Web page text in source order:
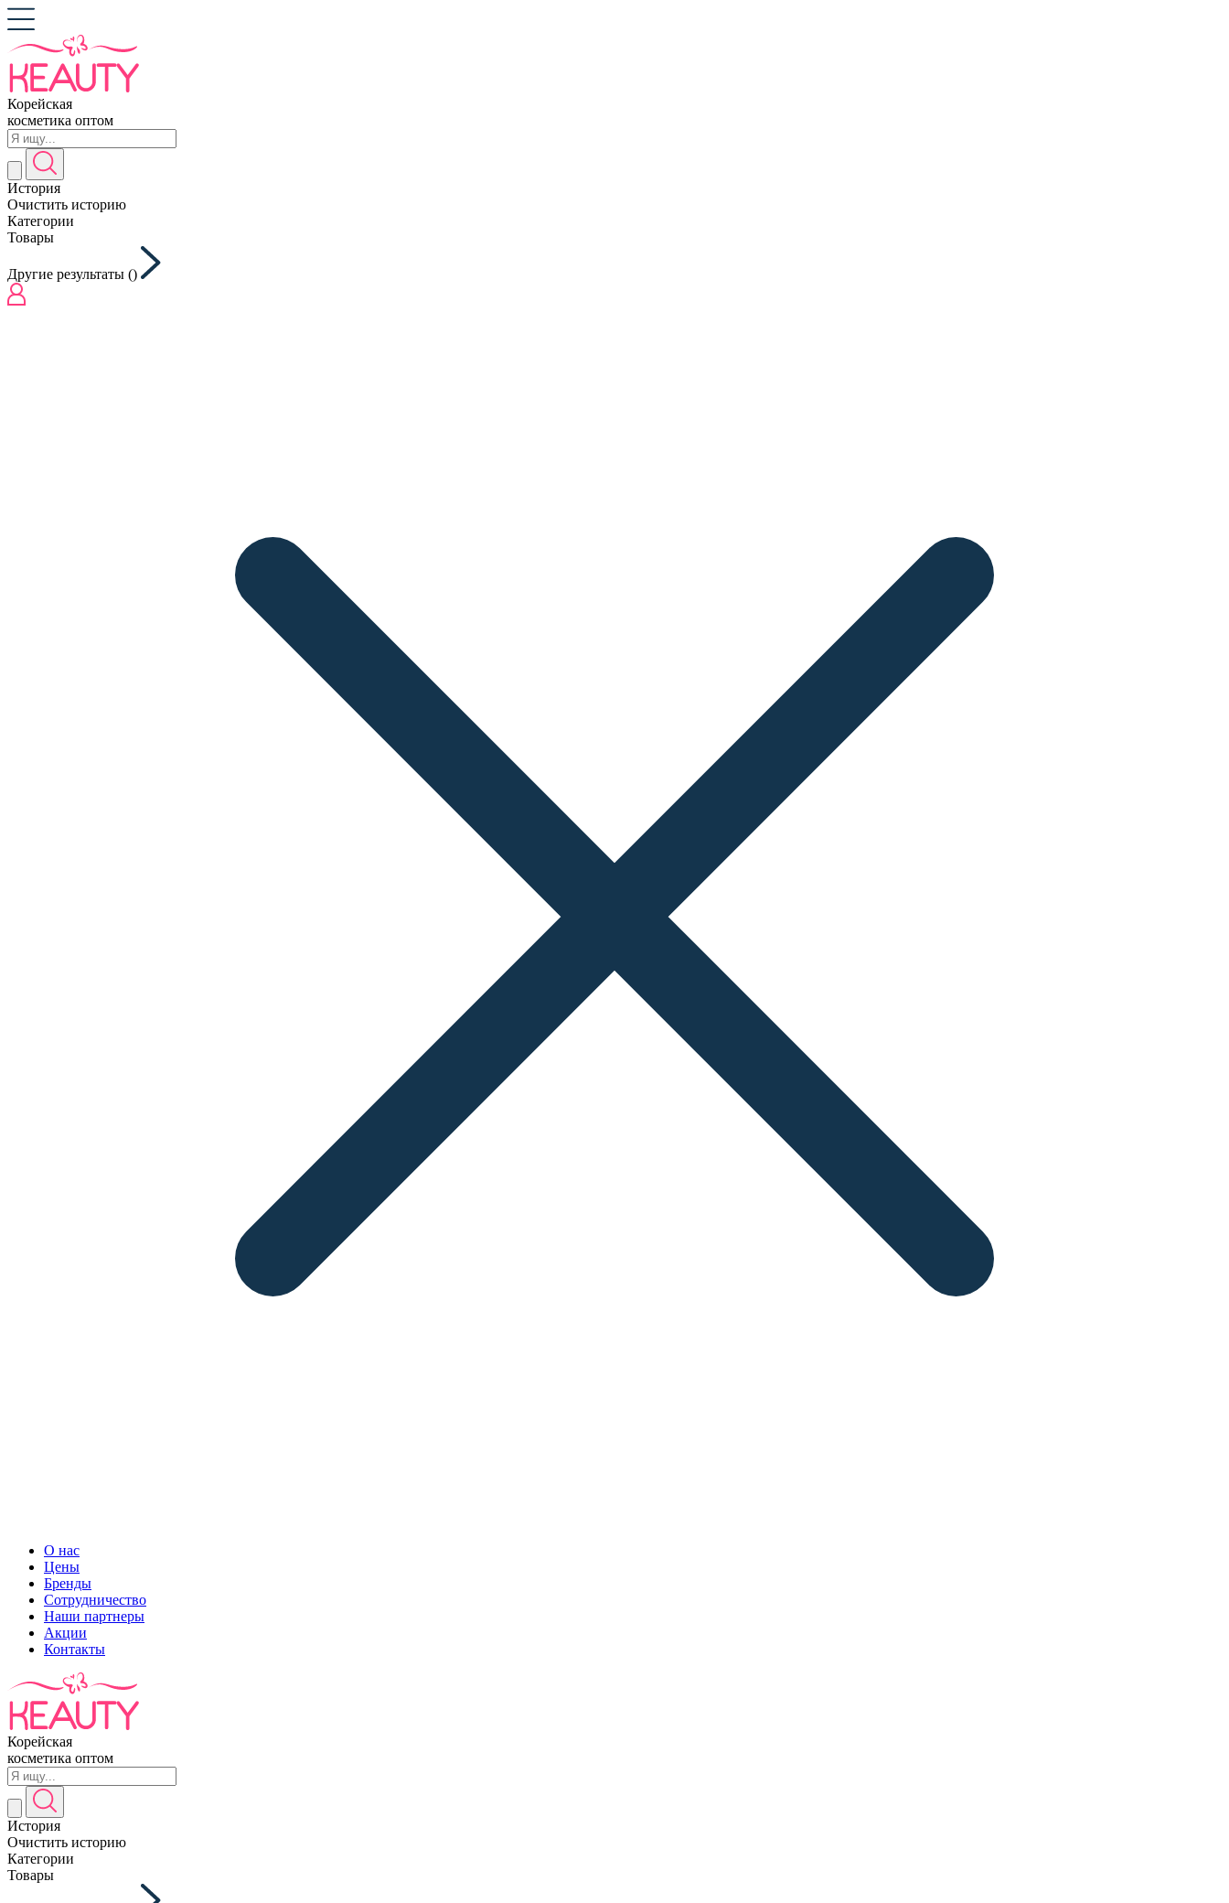
Корейская
косметика оптом
История
Очистить историю
Категории
Товары
Другие результаты ()
О нас
Цены
Бренды
Сотрудничество
Наши партнеры
Акции
Контакты
Корейская
косметика оптом
История
Очистить историю
Категории
Товары